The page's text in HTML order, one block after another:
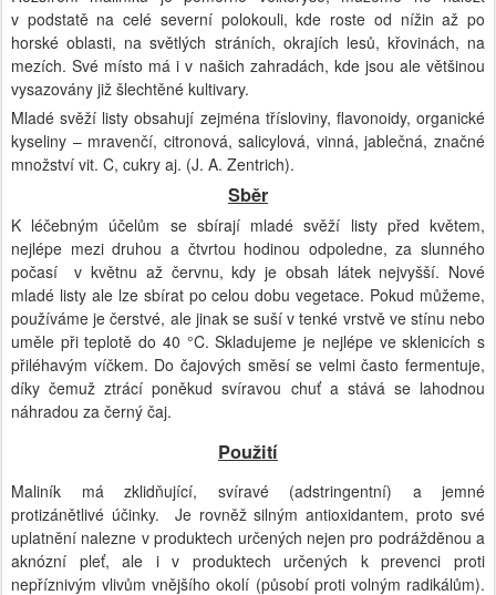
v podstatě na celé severní polokouli, kde roste od nížin až po
horské oblasti, na světlých stráních, okrajích lesů, křovinách, na
mezích. Své místo má i v našich zahradách, kde jsou ale většinou
vysazovány již šlechtěné kultivary.
Mladé svěží listy obsahují zejména třísloviny, flavonoidy, organické
kyseliny – mravenčí, citronová, salicylová, vinná, jablečná, značné
množství vit. C, cukry aj. (J. A. Zentrich).
Sběr
K léčebným účelům se sbírají mladé svěží listy před květem,
nejlépe mezi druhou a čtvrtou hodinou odpoledne, za slunného
počasí v květnu až červnu, kdy je obsah látek nejvyšší. Nové
mladé listy ale lze sbírat po celou dobu vegetace. Pokud můžeme,
používáme je čerstvé, ale jinak se suší v tenké vrstvě ve stínu nebo
uměle při teplotě do 40 °C. Skladujeme je nejlépe ve sklenicích s
přiléhavým víčkem. Do čajových směsí se velmi často fermentuje,
díky čemuž ztrácí poněkud svíravou chuť a stává se lahodnou
náhradou za černý čaj.
Použití
Maliník má zklidňující, svíravé (adstringentní) a jemné
protizánětlivé účinky. Je rovněž silným antioxidantem, proto své
uplatnění nalezne v produktech určených nejen pro podrážděnou a
aknózní pleť, ale i v produktech určených k prevenci proti
nepříznivým vlivům vnějšího okolí (působí proti volným radikálům).